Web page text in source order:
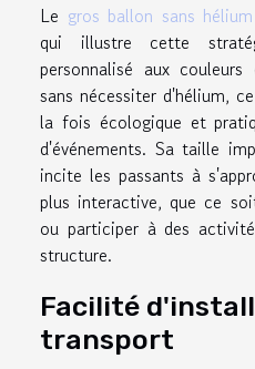
Le gros ballon sans hélium
qui illustre cette
personnalisé aux
sans nécessiter d'hélium,
la fois écologique et
d'événements. Sa taille
incite les passants à
plus interactive, que ce
ou participer à des
structure.
Facilité
transport